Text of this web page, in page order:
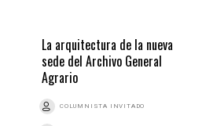
La arquitectura de la nueva
sede del Archivo General
Agrario
COLUMNISTA INVITADO